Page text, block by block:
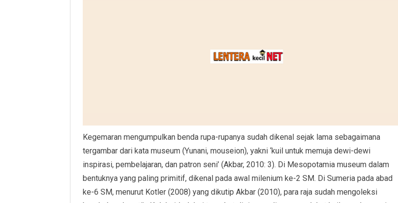
Kegemaran mengumpulkan benda rupa-rupanya sudah dikenal sejak lama sebagaimana
tergambar dari kata museum (Yunani, mouseion), yakni ‘kuil untuk memuja dewi-dewi
inspirasi, pembelajaran, dan patron seni’ (Akbar, 2010: 3). Di Mesopotamia museum dalam
bentuknya yang paling primitif, dikenal pada awal milenium ke-2 SM. Di Sumeria pada abad
ke-6 SM, menurut Kotler (2008) yang dikutip Akbar (2010), para raja sudah mengoleksi